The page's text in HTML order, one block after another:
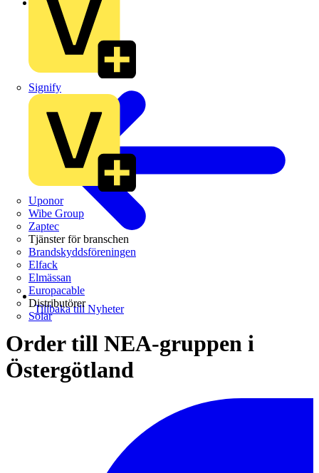
Signify
Uponor
Wibe Group
Zaptec
Tjänster för branschen
Brandskyddsföreningen
Elfack
Elmässan
Europacable
Distributörer
Solar
Tillbaka till Nyheter
Order till NEA-gruppen i
Östergötland